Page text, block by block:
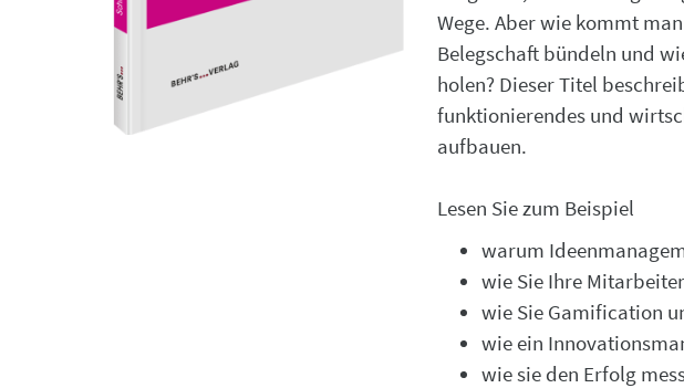
Wege. Aber wie kommt
Belegschaft bündeln und
holen? Dieser Titel
funktionierendes und
aufbauen.
Lesen Sie zum Beispiel
warum
wie Sie Ihre
wie Sie Gamification
wie ein
wie sie den Erfolg